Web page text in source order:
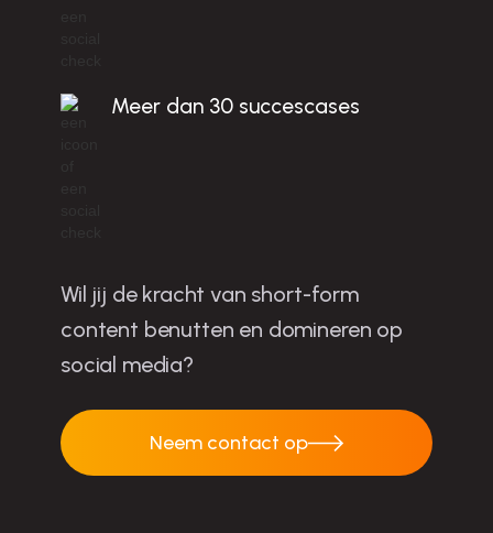
Meer dan 30 succescases
Wil jij de kracht van short-form
content benutten en domineren op
social media?
Neem contact op